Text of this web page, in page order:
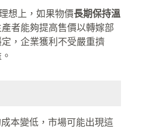
想上，如果物價長期保持溫
產者能夠提高售價以轉嫁部
，企業獲利不受嚴重擠
本變低，市場可能出現這